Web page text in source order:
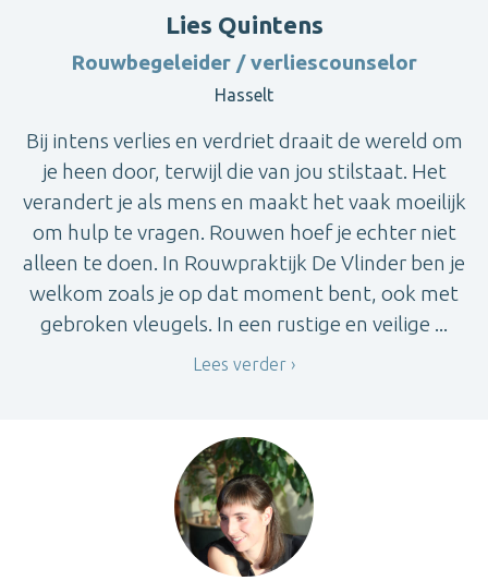
Lies Quintens
Rouwbegeleider / verliescounselor
Hasselt
Bij intens verlies en verdriet draait de wereld om
je heen door, terwijl die van jou stilstaat. Het
verandert je als mens en maakt het vaak moeilijk
om hulp te vragen. Rouwen hoef je echter niet
alleen te doen. In Rouwpraktijk De Vlinder ben je
welkom zoals je op dat moment bent, ook met
gebroken vleugels. In een rustige en veilige ...
Lees verder